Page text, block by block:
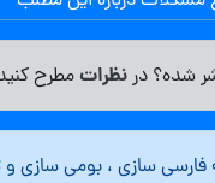
شده؟ درنظراتمطرح
فارسی سازی ، بومی